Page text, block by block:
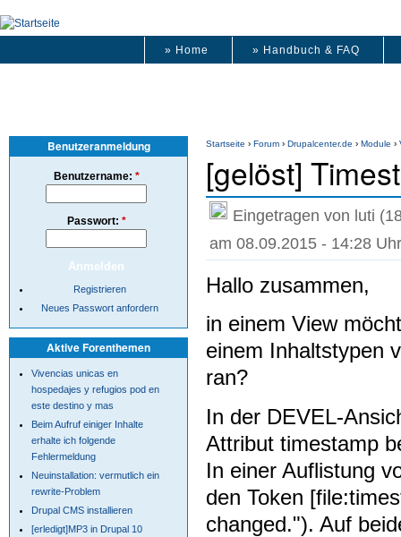
» Home » Handbuch & FAQ
Startseite › Forum › Drupalcenter.de › Module ›
[gelöst]
Eingetragen von luti
am 08.09.2015 - 14:28 Uhr
Hallo zusammen,
in einem View
einem Inhaltstypen
ran?
In der DEVEL-
Attribut timestamp
In einer Auflistung
den Token
changed."). Auf
Benutzeranmeldung
Benutzername: *
Passwort: *
Registrieren
Neues Passwort anfordern
Aktive Forenthemen
Vivencias unicas en
hospedajes y refugios pod en
este destino y mas
Beim Aufruf einiger Inhalte
erhalte ich folgende
Fehlermeldung
Neuinstallation: vermutlich ein
rewrite-Problem
Drupal CMS installieren
[erledigt]MP3 in Drupal 10